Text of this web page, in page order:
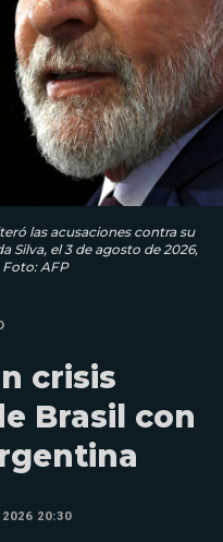
las acusaciones contra su
Silva, el 3 de agosto de 2026,
AFP
crisis
Brasil con
2026 20:30